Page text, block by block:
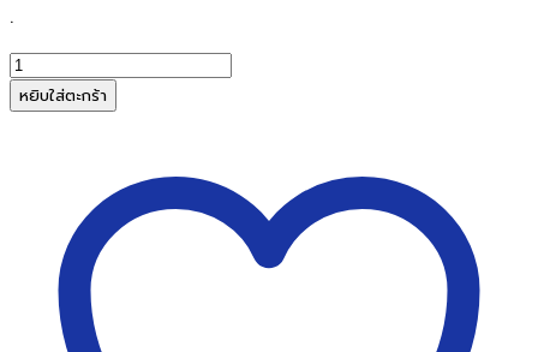
.
จำนวน
BJC
Hygienist
หยิบใส่ตะกร้า